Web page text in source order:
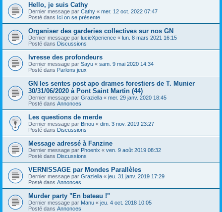
Hello, je suis Cathy
Dernier message par Cathy « mer. 12 oct. 2022 07:47
Posté dans Ici on se présente
Organiser des garderies collectives sur nos GN
Dernier message par lucieXperience « lun. 8 mars 2021 16:15
Posté dans Discussions
Ivresse des profondeurs
Dernier message par Sayu « sam. 9 mai 2020 14:34
Posté dans Parlons jeux
GN les sentes post apo drames forestiers de T. Munier
30/31/06/2020 à Pont Saint Martin (44)
Dernier message par Graziella « mer. 29 janv. 2020 18:45
Posté dans Annonces
Les questions de merde
Dernier message par Binou « dim. 3 nov. 2019 23:27
Posté dans Discussions
Message adressé à Fanzine
Dernier message par Phoenix « ven. 9 août 2019 08:32
Posté dans Discussions
VERNISSAGE par Mondes Parallèles
Dernier message par Graziella « jeu. 31 janv. 2019 17:29
Posté dans Annonces
Murder party "En bateau !"
Dernier message par Manu « jeu. 4 oct. 2018 10:05
Posté dans Annonces